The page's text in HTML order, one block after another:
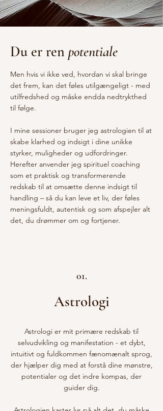
Du er ren potentiale
Men hvis vi ikke ved, hvordan vi skal bringe
det frem, kan det føles utilgængeligt - med
utilfredshed og måske endda nedtrykthed
til følge.
I mine sessioner bruger jeg astrologien til at
skabe klarhed og indsigt i dine unikke
styrker, muligheder og udfordringer.
Herefter anvender jeg spirituel coaching
som et praktisk og transformerende
redskab til at omsætte denne indsigt til
handling – så du kan leve et liv, der føles
meningsfuldt, autentisk og som afspejler alt
det, du drømmer om og fortjener.
01.
Astrologi
Astrologi er mit primære redskab til
selvudvikling og manifestation - et dybt,
intuitivt og fuldkommen fænomænalt sprog,
der hjælper dig med at forstå dine mønstre,
potentialer og det indre kompas, der
guider dig.